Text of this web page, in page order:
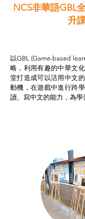
NCS非華語GBL
升
以GBL (Game-based
略，利用有趣的中華文
堂打造成可以活用中文
動機，在遊戲中進行跨
讀、寫中文的能力，為學